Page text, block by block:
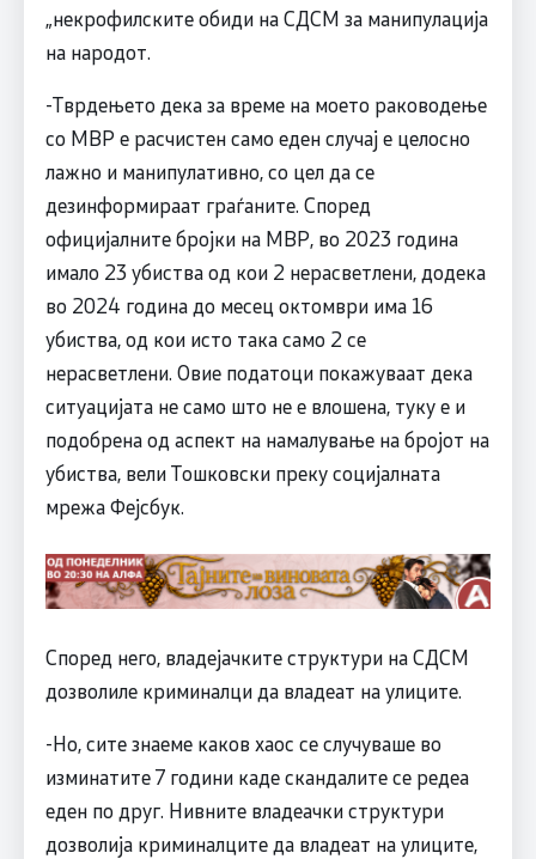
„некрофилските обиди на СДСМ за манипулација
на народот.
-Тврдењето дека за време на моето раководење
со МВР е расчистен само еден случај е целосно
лажно и манипулативно, со цел да се
дезинформираат граѓаните. Според
официјалните бројки на МВР, во 2023 година
имало 23 убиства од кои 2 нерасветлени, додека
во 2024 година до месец октомври има 16
убиства, од кои исто така само 2 се
нерасветлени. Овие податоци покажуваат дека
ситуацијата не само што не е влошена, туку е и
подобрена од аспект на намалување на бројот на
убиства, вели Тошковски преку социјалната
мрежа Фејсбук.
Според него, владејачките структури на СДСМ
дозволиле криминалци да владеат на улиците.
-Но, сите знаеме каков хаос се случуваше во
изминатите 7 години каде скандалите се редеа
еден по друг. Нивните владеачки структури
дозволија криминалците да владеат на улиците,